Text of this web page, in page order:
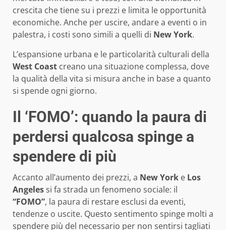
crescita che tiene su i prezzi e limita le opportunità
economiche. Anche per uscire, andare a eventi o in
palestra, i costi sono simili a quelli di New York.
L’espansione urbana e le particolarità culturali della
West Coast creano una situazione complessa, dove
la qualità della vita si misura anche in base a quanto
si spende ogni giorno.
Il ‘FOMO’: quando la paura di
perdersi qualcosa spinge a
spendere di più
Accanto all’aumento dei prezzi, a New York e Los
Angelessi fa strada un fenomeno sociale: il
“FOMO”, la paura di restare esclusi da eventi,
tendenze o uscite. Questo sentimento spinge molti a
spendere più del necessario per non sentirsi tagliati